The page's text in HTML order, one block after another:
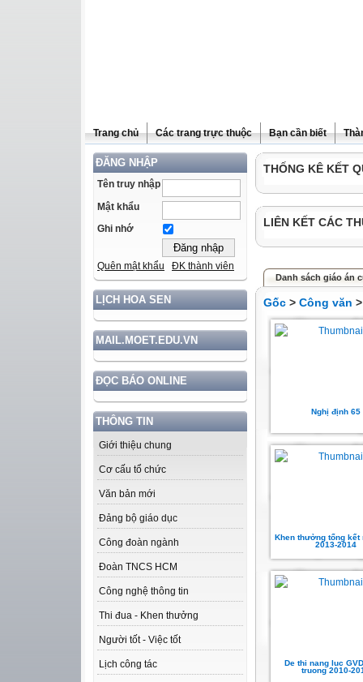
Trang chủ Các trang trực thuộc Bạn cần biết
ĐĂNG NHẬP
Tên truy nhập
Mật khẩu
Ghi nhớ
Quên mật khẩu ĐK thành viên
LỊCH HOA SEN
MAIL.MOET.EDU.VN
ĐỌC BÁO ONLINE
THÔNG TIN
Giới thiệu chung
Cơ cấu tổ chức
Văn bản mới
Đảng bộ giáo dục
Công đoàn ngành
Đoàn TNCS HCM
Công nghệ thông tin
Thi đua - Khen thưởng
Người tốt - Việc tốt
Lịch công tác
THỐNG KÊ KẾT
LIÊN KẾT CÁC
Danh sách giáo án
Gốc > Công văn
Nghị định 65
Khen thưởng tổng kết
2013-2014
De thi nang luc
truong 2010-